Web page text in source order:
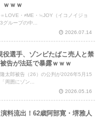
ｗｗｗ
LOVE・≠ME・≒JOY（イコノイジョ
グループの中...
2026.07.14
役選手、ゾンビたばこ売人と禁
告が法廷で暴露ｗｗｗ
太郎被告（26）の公判が2026年5月15
周囲にゾン...
2026.05.16
演料流出！62歳阿部寛・堺雅人